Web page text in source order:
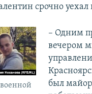
срочно уехал
– Одним
вечером
был